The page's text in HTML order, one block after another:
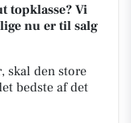
topklasse? Vi
nu er til salg
skal den store
bedste af det